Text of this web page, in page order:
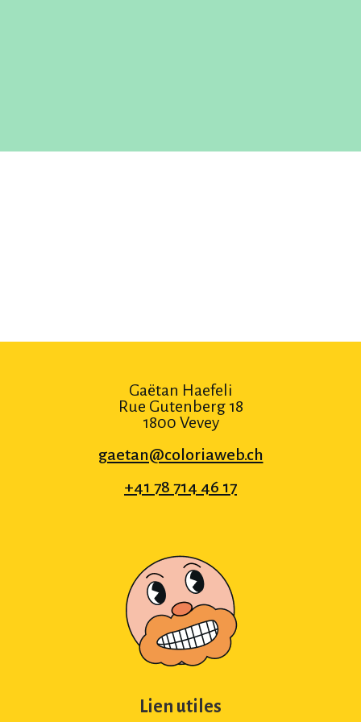
Gaëtan Haefeli
Rue Gutenberg 18
1800 Vevey
gaetan@coloriaweb.ch
+41 78 714 46 17
Lien utiles